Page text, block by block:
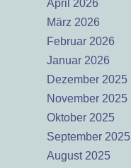
April 2026
März 2026
Februar 2026
Januar 2026
Dezember 2025
November 2025
Oktober 2025
September 2025
August 2025